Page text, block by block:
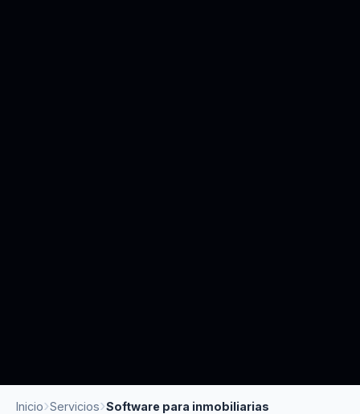
Inicio Servicios Software para inmobiliarias